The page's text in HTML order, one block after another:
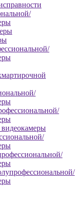
видеокамеры